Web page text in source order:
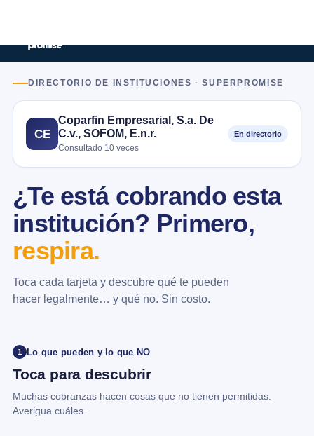
DIRECTORIO DE INSTITUCIONES · SUPERPROMISE
CE
Coparfin Empresarial, S.a. De
C.v., SOFOM, E.n.r.
Consultado 10 veces
En directorio
¿Te está cobrando esta
institución? Primero,
respira.
Toca cada tarjeta y descubre qué te pueden
hacer legalmente… y qué no. Sin costo.
1 Lo que pueden y lo que NO
Toca para descubrir
Muchas cobranzas hacen cosas que no tienen permitidas.
Averigua cuáles.